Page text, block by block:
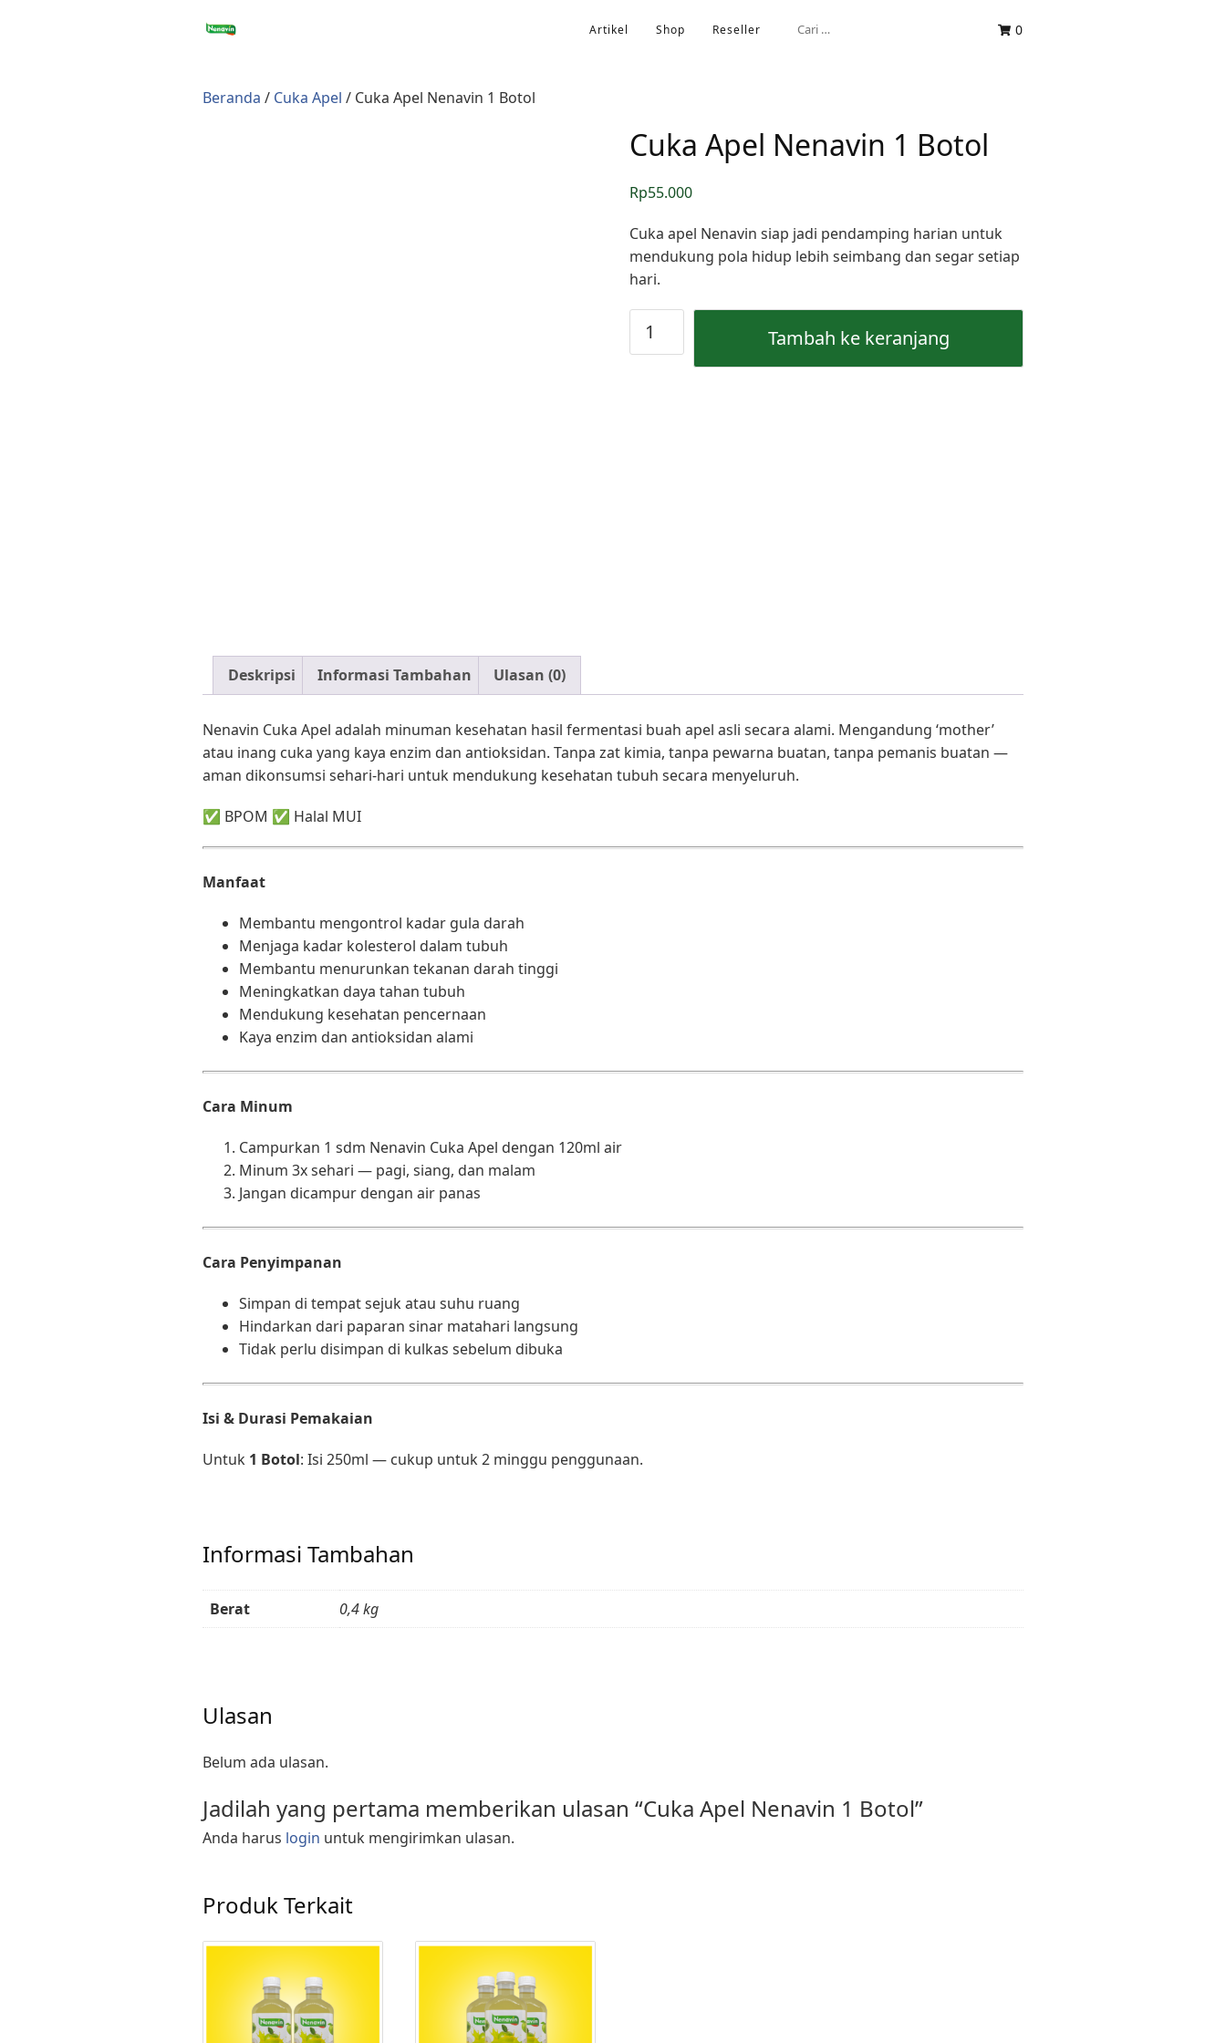
0
Artikel Shop Reseller
CARI
UNTUK:
Beranda / Cuka Apel / Cuka Apel Nenavin 1 Botol
Cuka Apel Nenavin 1 Botol
Rp55.000
Cuka apel Nenavin siap jadi pendamping harian untuk
mendukung pola hidup lebih seimbang dan segar setiap
hari.
Cuka
Tambah ke keranjang
Deskripsi Informasi Tambahan Ulasan (0)
Nenavin Cuka Apel adalah minuman kesehatan hasil fermentasi buah apel asli secara alami. Mengandung ‘mother’
atau inang cuka yang kaya enzim dan antioksidan. Tanpa zat kimia, tanpa pewarna buatan, tanpa pemanis buatan —
aman dikonsumsi sehari-hari untuk mendukung kesehatan tubuh secara menyeluruh.
✅ BPOM ✅ Halal MUI
Manfaat
Membantu mengontrol kadar gula darah
Menjaga kadar kolesterol dalam tubuh
Membantu menurunkan tekanan darah tinggi
Meningkatkan daya tahan tubuh
Mendukung kesehatan pencernaan
Kaya enzim dan antioksidan alami
Cara Minum
Campurkan 1 sdm Nenavin Cuka Apel dengan 120ml air
Minum 3x sehari — pagi, siang, dan malam
Jangan dicampur dengan air panas
Cara Penyimpanan
Simpan di tempat sejuk atau suhu ruang
Hindarkan dari paparan sinar matahari langsung
Tidak perlu disimpan di kulkas sebelum dibuka
Isi & Durasi Pemakaian
Untuk 1 Botol: Isi 250ml — cukup untuk 2 minggu penggunaan.
Informasi Tambahan
Berat 0,4 kg
Ulasan
Belum ada ulasan.
Jadilah yang pertama memberikan ulasan “Cuka Apel Nenavin 1 Botol”
Anda harus login untuk mengirimkan ulasan.
Produk Terkait